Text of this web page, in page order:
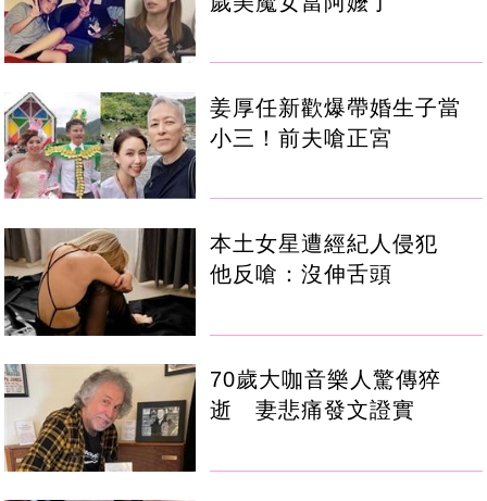
姜厚任新歡爆帶婚生子當
小三！前夫嗆正宮
本土女星遭經紀人侵犯
他反嗆：沒伸舌頭
70歲大咖音樂人驚傳猝
逝 妻悲痛發文證實